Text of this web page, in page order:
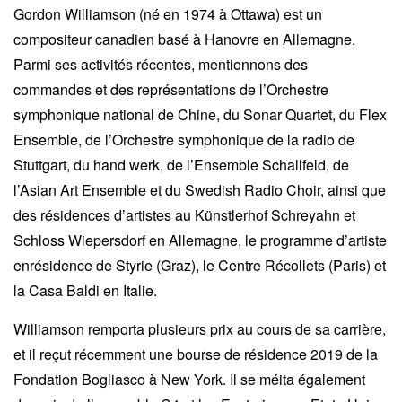
Gordon Williamson (né en 1974 à Ottawa) est un
compositeur canadien basé à Hanovre en Allemagne.
Parmi ses activités récentes, mentionnons des
commandes et des représentations de l’Orchestre
symphonique national de Chine, du Sonar Quartet, du Flex
Ensemble, de l’Orchestre symphonique de la radio de
Stuttgart, du hand werk, de l’Ensemble Schallfeld, de
l’Asian Art Ensemble et du Swedish Radio Choir, ainsi que
des résidences d’artistes au Künstlerhof Schreyahn et
Schloss Wiepersdorf en Allemagne, le programme d’artiste
enrésidence de Styrie (Graz), le Centre Récollets (Paris) et
la Casa Baldi en Italie.
Williamson remporta plusieurs prix au cours de sa carrière,
et il reçut récemment une bourse de résidence 2019 de la
Fondation Bogliasco à New York. Il se méita également